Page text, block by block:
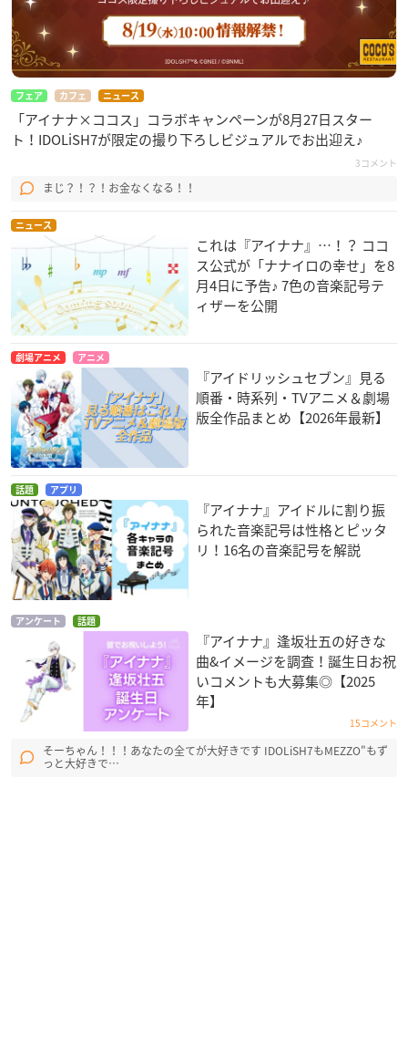
フェア カフェ ニュース
「アイナナ×ココス」コラボキャンペーンが8月27日スター
ト！IDOLiSH7が限定の撮り下ろしビジュアルでお出迎え♪
3コメント
まじ？！？！お金なくなる！！
ニュース
これは『アイナナ』…！？ ココ
ス公式が「ナナイロの幸せ」を8
月4日に予告♪ 7色の音楽記号テ
ィザーを公開
劇場アニメ アニメ
『アイドリッシュセブン』見る
順番・時系列・TVアニメ＆劇場
版全作品まとめ【2026年最新】
話題 アプリ
『アイナナ』アイドルに割り振
られた音楽記号は性格とピッタ
リ！16名の音楽記号を解説
アンケート 話題
『アイナナ』逢坂壮五の好きな
曲&イメージを調査！誕生日お祝
いコメントも大募集◎【2025
年】
15コメント
そーちゃん！！！あなたの全てが大好きです IDOLiSH7もMEZZO"もず
っと大好きで…